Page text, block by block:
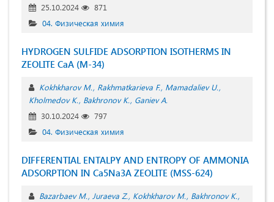
25.10.2024
871
04. Физическая химия
HYDROGEN SULFIDE ADSORPTION ISOTHERMS IN
ZEOLITE CaA (M-34)
Kokhkharov M. Rakhmatkarieva F. Mamadaliev U.
Kholmedov K. Bakhronov K. Ganiev A.
30.10.2024
797
04. Физическая химия
DIFFERENTIAL ENTALPY AND ENTROPY OF AMMONIA
ADSORPTION IN Са5Na3A ZEOLITE (MSS-624)
Bazarbaev M. Juraeva Z. Kokhkharov M. Bakhronov K.